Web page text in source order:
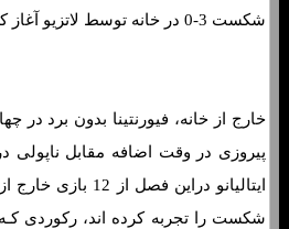
شکست 3-0 در خانه توسط لاتزیو آغاز کرد.
خارج از خانه، فیورنتینا بدون برد در
پیروزی در وقت اضافه مقابل ناپولی
ایتالیانو دراین
شکست را تجربه کرده اند، رکوردی کـه